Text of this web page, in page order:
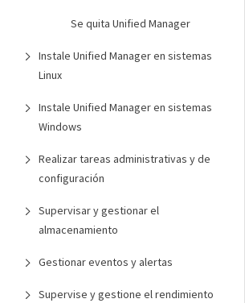
Se quita Unified Manager
Instale Unified Manager en sistemas
Linux
Instale Unified Manager en sistemas
Windows
Realizar tareas administrativas y de
configuración
Supervisar y gestionar el
almacenamiento
Gestionar eventos y alertas
Supervise y gestione el rendimiento